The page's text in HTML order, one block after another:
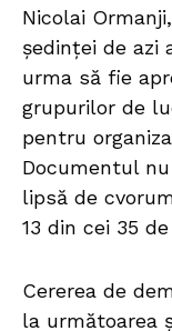
Nicolai
ședinței de azi
urma să fie
grupurilor de
pentru
Documentul
lipsă de
13 din cei 35
Cererea de
la următoarea